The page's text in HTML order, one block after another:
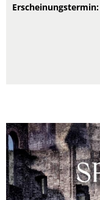
Erscheinungstermin: